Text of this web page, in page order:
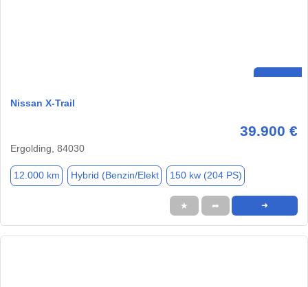
Nissan X-Trail
39.900 €
Ergolding, 84030
12.000 km Hybrid (Benzin/Elekt 150 kw (204 PS)
★ ➦ ➜